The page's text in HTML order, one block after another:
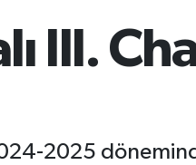
III.
2025